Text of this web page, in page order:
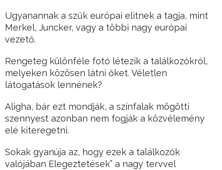
Ugyanannak a szűk európai elitnek a tagja, mint
Merkel, Juncker, vagy a többi nagy európai
vezető.
Rengeteg különféle fotó létezik a találkozókról,
melyeken közösen látni őket. Véletlen
látogatások lennének?
Aligha, bár ezt mondják, a színfalak mögötti
szennyest azonban nem fogják a közvélemény
elé kiteregetni.
Sokak gyanúja az, hogy ezek a találkozók
valójában Elegeztetések” a nagy tervvel